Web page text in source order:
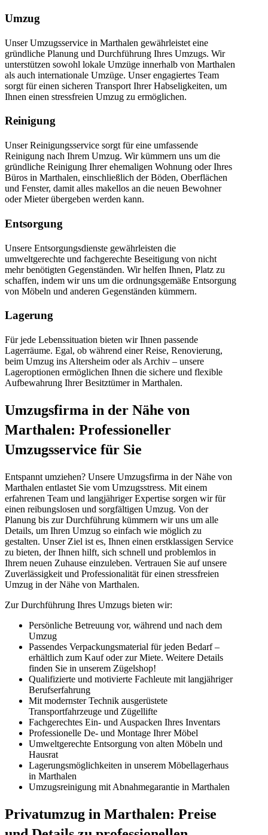
Umzug
Unser Umzugsservice in Marthalen gewährleistet eine
gründliche Planung und Durchführung Ihres Umzugs. Wir
unterstützen sowohl lokale Umzüge innerhalb von Marthalen
als auch internationale Umzüge. Unser engagiertes Team
sorgt für einen sicheren Transport Ihrer Habseligkeiten, um
Ihnen einen stressfreien Umzug zu ermöglichen.
Reinigung
Unser Reinigungsservice sorgt für eine umfassende
Reinigung nach Ihrem Umzug. Wir kümmern uns um die
gründliche Reinigung Ihrer ehemaligen Wohnung oder Ihres
Büros in Marthalen, einschließlich der Böden, Oberflächen
und Fenster, damit alles makellos an die neuen Bewohner
oder Mieter übergeben werden kann.
Entsorgung
Unsere Entsorgungsdienste gewährleisten die
umweltgerechte und fachgerechte Beseitigung von nicht
mehr benötigten Gegenständen. Wir helfen Ihnen, Platz zu
schaffen, indem wir uns um die ordnungsgemäße Entsorgung
von Möbeln und anderen Gegenständen kümmern.
Lagerung
Für jede Lebenssituation bieten wir Ihnen passende
Lagerräume. Egal, ob während einer Reise, Renovierung,
beim Umzug ins Altersheim oder als Archiv – unsere
Lageroptionen ermöglichen Ihnen die sichere und flexible
Aufbewahrung Ihrer Besitztümer in Marthalen.
Umzugsfirma in der Nähe von
Marthalen: Professioneller
Umzugsservice für Sie
Entspannt umziehen? Unsere Umzugsfirma in der Nähe von
Marthalen entlastet Sie vom Umzugsstress. Mit einem
erfahrenen Team und langjähriger Expertise sorgen wir für
einen reibungslosen und sorgfältigen Umzug. Von der
Planung bis zur Durchführung kümmern wir uns um alle
Details, um Ihren Umzug so einfach wie möglich zu
gestalten. Unser Ziel ist es, Ihnen einen erstklassigen Service
zu bieten, der Ihnen hilft, sich schnell und problemlos in
Ihrem neuen Zuhause einzuleben. Vertrauen Sie auf unsere
Zuverlässigkeit und Professionalität für einen stressfreien
Umzug in der Nähe von Marthalen.
Zur Durchführung Ihres Umzugs bieten wir:
Persönliche Betreuung vor, während und nach dem
Umzug
Passendes Verpackungsmaterial für jeden Bedarf –
erhältlich zum Kauf oder zur Miete. Weitere Details
finden Sie in unserem Zügelshop!
Qualifizierte und motivierte Fachleute mit langjähriger
Berufserfahrung
Mit modernster Technik ausgerüstete
Transportfahrzeuge und Zügellifte
Fachgerechtes Ein- und Auspacken Ihres Inventars
Professionelle De- und Montage Ihrer Möbel
Umweltgerechte Entsorgung von alten Möbeln und
Hausrat
Lagerungsmöglichkeiten in unserem Möbellagerhaus
in Marthalen
Umzugsreinigung mit Abnahmegarantie in Marthalen
Privatumzug in Marthalen: Preise